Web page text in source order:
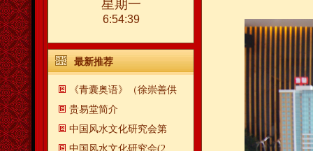
星期一
6:54:40
最新推荐
《青囊奥语》（徐崇善供
贵易堂简介
中国风水文化研究会第
中国风水文化研究会(2